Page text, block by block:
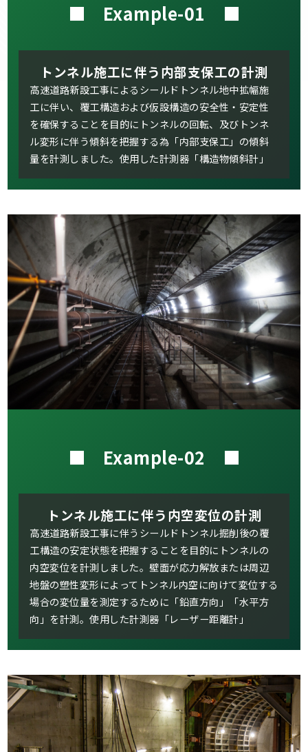
■ Example-01 ■
トンネル施工に伴う内部支保工の計測
高速道路新設工事によるシールドトンネル地中拡幅施
工に伴い、覆工構造および仮設構造の安全性・安定性
を確保することを目的にトンネルの回転、及びトンネ
ル変形に伴う傾斜を把握する為「内部支保工」の傾斜
量を計測しました。使用した計測器「構造物傾斜計」
■ Example-02 ■
トンネル施工に伴う内空変位の計測
高速道路新設工事に伴うシールドトンネル掘削後の覆
工構造の安定状態を把握することを目的にトンネルの
内空変位を計測しました。壁面が応力解放または周辺
地盤の塑性変形によってトンネル内空に向けて変位する
場合の変位量を測定するために「鉛直方向」「水平方
向」を計測。使用した計測器「レーザー距離計」